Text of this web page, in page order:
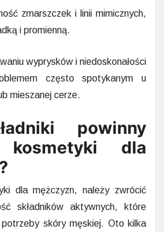
zmarszczek i linii mimicznych,
i promienną.
wyprysków i niedoskonałości
często spotykanym u
mieszanej cerze.
powinny
kosmetyki dla
dla mężczyzn, należy zwrócić
składników aktywnych, które
potrzeby skóry męskiej. Oto kilka